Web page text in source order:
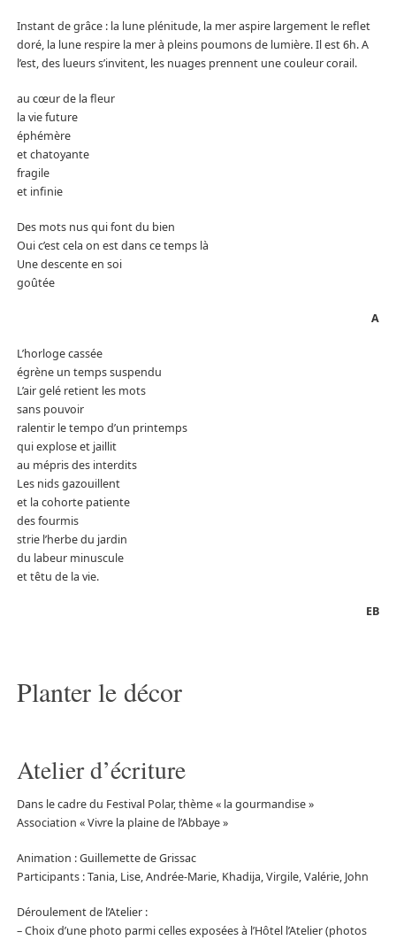
Instant de grâce : la lune plénitude, la mer aspire largement le reflet
doré, la lune respire la mer à pleins poumons de lumière. Il est 6h. A
l’est, des lueurs s’invitent, les nuages prennent une couleur corail.
au cœur de la fleur
la vie future
éphémère
et chatoyante
fragile
et infinie
Des mots nus qui font du bien
Oui c’est cela on est dans ce temps là
Une descente en soi
goûtée
A
L’horloge cassée
égrène un temps suspendu
L’air gelé retient les mots
sans pouvoir
ralentir le tempo d’un printemps
qui explose et jaillit
au mépris des interdits
Les nids gazouillent
et la cohorte patiente
des fourmis
strie l’herbe du jardin
du labeur minuscule
et têtu de la vie.
EB
Planter le décor
Atelier d’écriture
Dans le cadre du Festival Polar, thème « la gourmandise »
Association « Vivre la plaine de l’Abbaye »
Animation : Guillemette de Grissac
Participants : Tania, Lise, Andrée-Marie, Khadija, Virgile, Valérie, John
Déroulement de l’Atelier :
– Choix d’une photo parmi celles exposées à l’Hôtel l’Atelier (photos